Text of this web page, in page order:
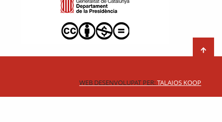
WEB DESENVOLUPAT PER:TALAIOS KOOP